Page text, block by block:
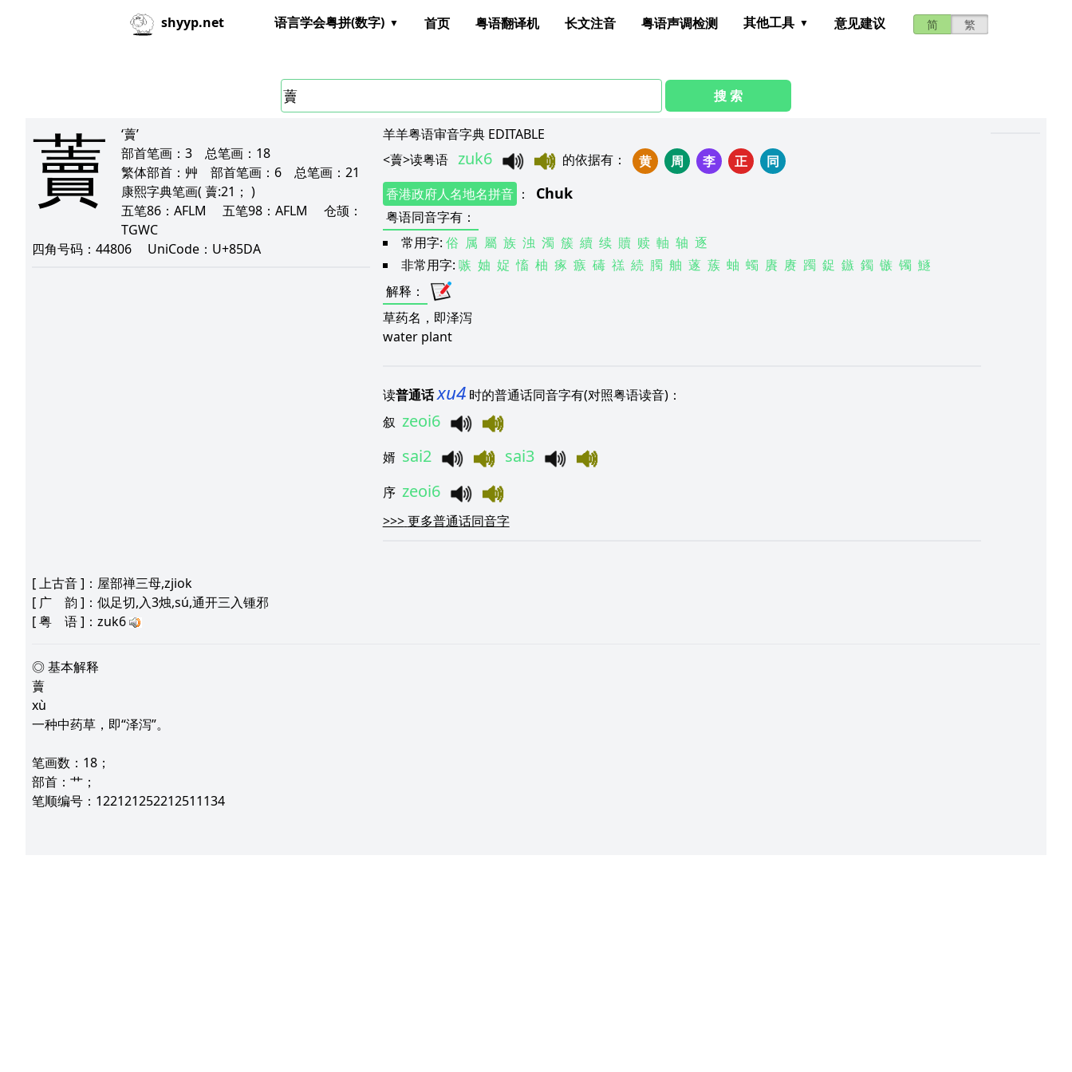
shyyp.net 简 繁
语言学会粤拼(数字) 首页 粤语翻译机 长文注音 粤语声调检测 其他工具 意见建议
搜 索
藚
‘藚’
部首笔画： 3 总笔画： 18
繁体部首： 艸 部首笔画： 6 总笔画： 21
康熙字典笔画( 藚:21； )
五笔86： AFLM 五笔98： AFLM 仓颉：
TGWC
四角号码： 44806 UniCode： U+85DA
羊羊粤语审音字典 EDITABLE
<藚>读粤语 zuk6 的依据有： 黄 周 李 正
同
香港政府人名地名拼音 ： Chuk
粤语同音字有：
常用字: 俗 属 屬 族 浊 濁 簇 續 续 贖 赎 軸 轴 逐
非常用字: 嗾 妯 娖 慉 柚 瘃 瘯 碡 禚 続 臅 舳 蓫 蔟 蚰 蠋 賡 赓 躅 鋜 鏃 鐲 镞 镯 鱁
解释 ：
草药名，即泽泻
water plant
读普通话xu4 时的普通话同音字有(对照粤语读音)：
叙 zeoi6
婿 sai2 sai3
序 zeoi6
>>>更多普通话同音字
[上古音]：屋部禅三母,zjiok
[ 广 韵 ]：似足切,入3烛,sú,通开三入锺邪
[粤 语]：zuk6
◎ 基本解释
藚
xù
一种中药草，即“泽泻”。
笔画数：18；
部首：艹；
笔顺编号：122121252212511134